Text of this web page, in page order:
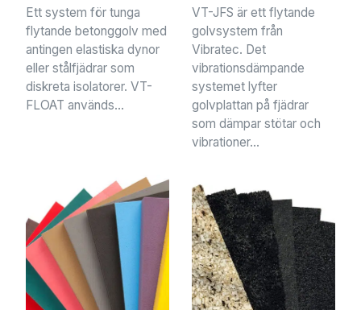
Ett system för tunga
flytande betonggolv med
antingen elastiska dynor
eller stålfjädrar som
diskreta isolatorer. VT-
FLOAT används...
VT-JFS är ett flytande
golvsystem från
Vibratec. Det
vibrationsdämpande
systemet lyfter
golvplattan på fjädrar
som dämpar stötar och
vibrationer...